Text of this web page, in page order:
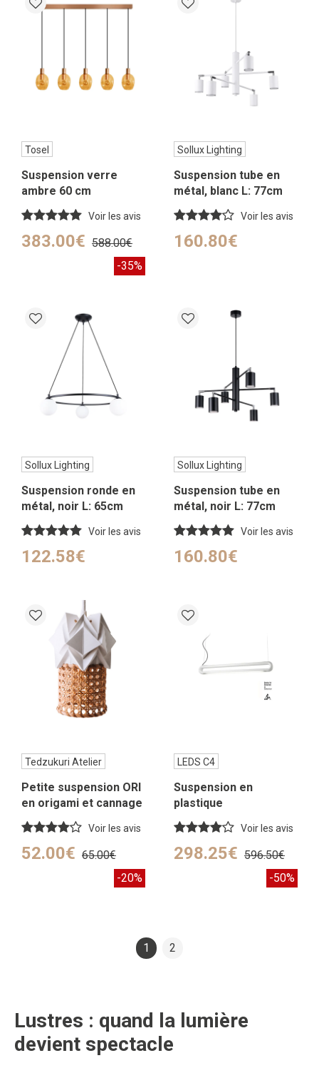
Tosel
Suspension verre
ambre 60 cm
Voir les avis
383.00€ 588.00€
-35%
Sollux Lighting
Suspension tube en
métal, blanc L: 77cm
Voir les avis
160.80€
Sollux Lighting
Suspension ronde en
métal, noir L: 65cm
Voir les avis
122.58€
Sollux Lighting
Suspension tube en
métal, noir L: 77cm
Voir les avis
160.80€
Tedzukuri Atelier
Petite suspension ORI
en origami et cannage
Voir les avis
52.00€ 65.00€
-20%
LEDS C4
Suspension en
plastique
Voir les avis
298.25€ 596.50€
-50%
1 2
Lustres : quand la lumière
devient spectacle